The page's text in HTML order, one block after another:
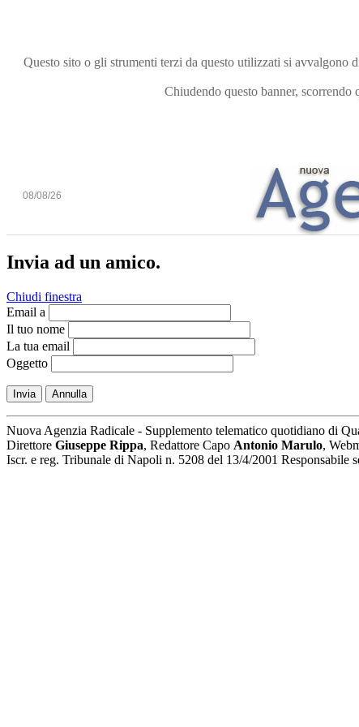
Questo sito o gli strumenti terzi da questo utilizzati si avvalgono
Chiudendo questo banner,
08/08/26
Invia ad un amico.
Chiudi finestra
Email a
Il tuo nome
La tua email
Oggetto
Invia Annulla
Nuova Agenzia Radicale - Supplemento telematico quotidiano di
Direttore Giuseppe Rippa, Redattore Capo Antonio Marulo,
Iscr. e reg. Tribunale di Napoli n. 5208 del 13/4/2001 Responsabile